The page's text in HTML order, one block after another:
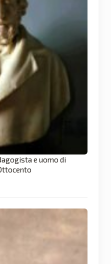
e uomo di